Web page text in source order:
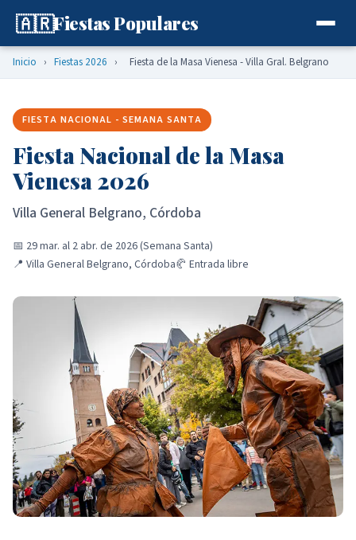
🇦🇷Fiestas Populares
Inicio › Fiestas 2026 › Fiesta de la Masa Vienesa - Villa Gral. Belgrano
FIESTA NACIONAL - SEMANA SANTA
Fiesta Nacional de la Masa
Vienesa 2026
Villa General Belgrano, Córdoba
📅 29 mar. al 2 abr. de 2026 (Semana Santa)
📍 Villa General Belgrano, Córdoba🥐 Entrada libre